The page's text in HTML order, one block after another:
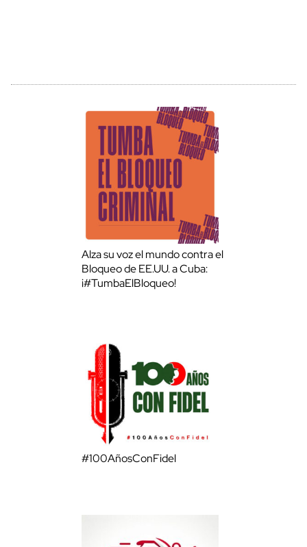
Alza su voz el mundo contra el
Bloqueo de EE.UU. a Cuba:
¡#TumbaElBloqueo!
#100AñosConFidel